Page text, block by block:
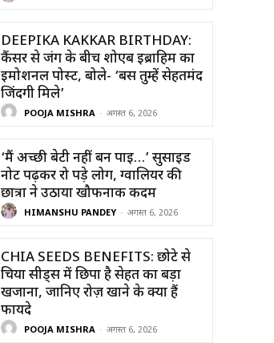
DEEPIKA KAKKAR BIRTHDAY:
कैंसर से जंग के बीच शोएब इब्राहिम का
इमोशनल पोस्ट, बोले- ‘बस तुम्हें सेहतमंद
जिंदगी मिले’
POOJA MISHRA - अगस्त 6, 2026
‘मैं अच्छी बेटी नहीं बन पाई…’ सुसाइड
नोट पढ़कर रो पड़े लोग, ग्वालियर की
छात्रा ने उठाया खौफनाक कदम
HIMANSHU PANDEY - अगस्त 6, 2026
CHIA SEEDS BENEFITS: छोटे से
चिया सीड्स में छिपा है सेहत का बड़ा
खजाना, जानिए रोज़ खाने के क्या हैं
फायदे
POOJA MISHRA - अगस्त 6, 2026